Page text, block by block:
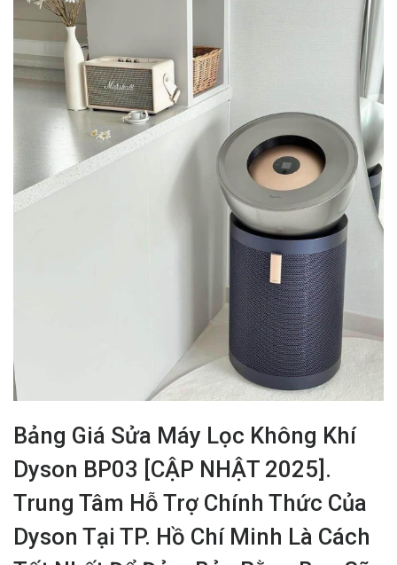
Bảng Giá Sửa Máy Lọc Không Khí
Dyson BP03 [CẬP NHẬT 2025].
Trung Tâm Hỗ Trợ Chính Thức Của
Dyson Tại TP. Hồ Chí Minh Là Cách